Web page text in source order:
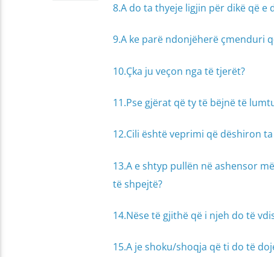
8.A do ta thyeje ligjin për dikë që e
9.A ke parë ndonjëherë çmenduri
10.Çka ju veçon nga të tjerët?
11.Pse gjërat që ty të bëjnë të
12.Cili është veprimi që dëshiron
13.A e shtyp pullën në ashensor
të shpejtë?
14.Nëse të gjithë që i njeh do të
15.A je shoku/shoqja që ti do të